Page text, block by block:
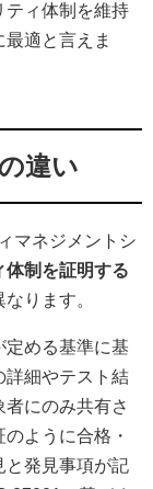
ティ体制を維持
適と言えま
違い
マネジメントシ
体制を証明する
ります。
定める基準に基
詳細やテスト結
にのみ共有さ
ように合格・
と発見事項が記